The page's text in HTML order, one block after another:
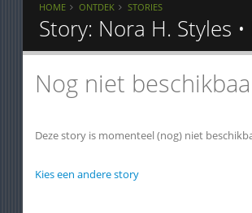
HOME ONTDEK STORIES
Story: Nora H. Styles
Nog niet
Deze story is momenteel (nog) niet
Kies een andere story